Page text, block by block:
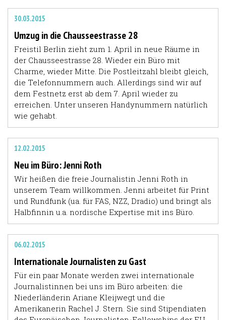
30.03.2015
Umzug in die Chausseestrasse 28
Freistil Berlin zieht zum 1. April in neue Räume in
der Chausseestrasse 28. Wieder ein Büro mit
Charme, wieder Mitte. Die Postleitzahl bleibt gleich,
die Telefonnummern auch. Allerdings sind wir auf
dem Festnetz erst ab dem 7. April wieder zu
erreichen. Unter unseren Handynummern natürlich
wie gehabt.
12.02.2015
Neu im Büro: Jenni Roth
Wir heißen die freie Journalistin Jenni Roth in
unserem Team willkommen. Jenni arbeitet für Print
und Rundfunk (ua. für FAS, NZZ, Dradio) und bringt als
Halbfinnin u.a. nordische Expertise mit ins Büro.
06.02.2015
Internationale Journalisten zu Gast
Für ein paar Monate werden zwei internationale
Journalistinnen bei uns im Büro arbeiten: die
Niederländerin Ariane Kleijwegt und die
Amerikanerin Rachel J. Stern. Sie sind Stipendiaten